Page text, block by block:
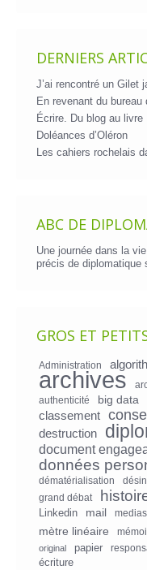
DERNIERS
J’ai rencontré un Gilet
En revenant du bureau
Écrire. Du blog au livre
Doléances d’Oléron
Les cahiers rochelais
ABC DE
Une journée dans la
précis de
GROS ET
Administration
archives
authenticité big data
classement
destruction
document
données
dématérialisation
grand débat
Linkedin mail medias
mètre linéaire
original papier
écriture